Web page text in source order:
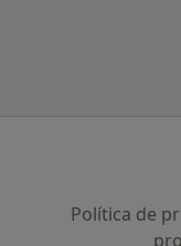
Política de